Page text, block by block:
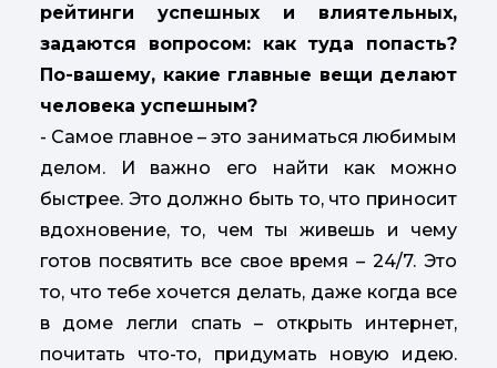
рейтинги успешных и влиятельных,
задаются вопросом: как туда попасть?
По-вашему, какие главные вещи делают
человека успешным?
- Самое главное – это заниматься любимым
делом. И важно его найти как можно
быстрее. Это должно быть то, что приносит
вдохновение, то, чем ты живешь и чему
готов посвятить все свое время – 24/7. Это
то, что тебе хочется делать, даже когда все
в доме легли спать – открыть интернет,
почитать что-то, придумать новую идею.